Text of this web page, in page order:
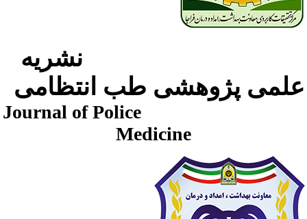
نشریه
پژوهشی طب انتظامی
Journal of Police
Medicine